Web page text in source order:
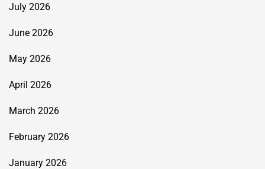
July 2026
June 2026
May 2026
April 2026
March 2026
February 2026
January 2026